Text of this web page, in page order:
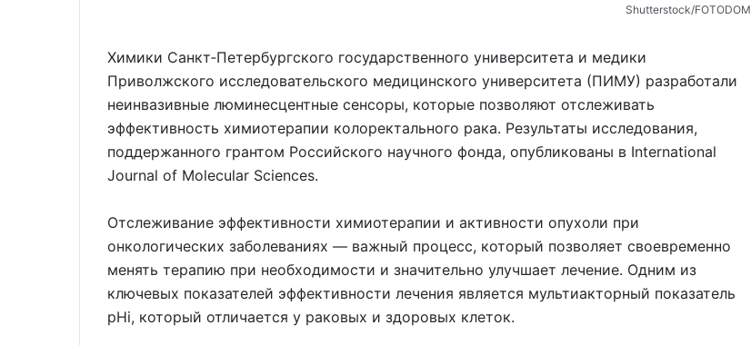
Shutterstoсk/FOTODOM
Химики Санкт‑Петербургского государственного университета и медики
Приволжского исследовательского медицинского университета (ПИМУ) разработали
неинвазивные люминесцентные сенсоры, которые позволяют отслеживать
эффективность химиотерапии колоректального рака. Результаты исследования,
поддержанного грантом Российского научного фонда, опубликованы в International
Journal of Molecular Sciences.
Отслеживание эффективности химиотерапии и активности опухоли при
онкологических заболеваниях — важный процесс, который позволяет своевременно
менять терапию при необходимости и значительно улучшает лечение. Одним из
ключевых показателей эффективности лечения является мультиакторный показатель
рНi, который отличается у раковых и здоровых клеток.